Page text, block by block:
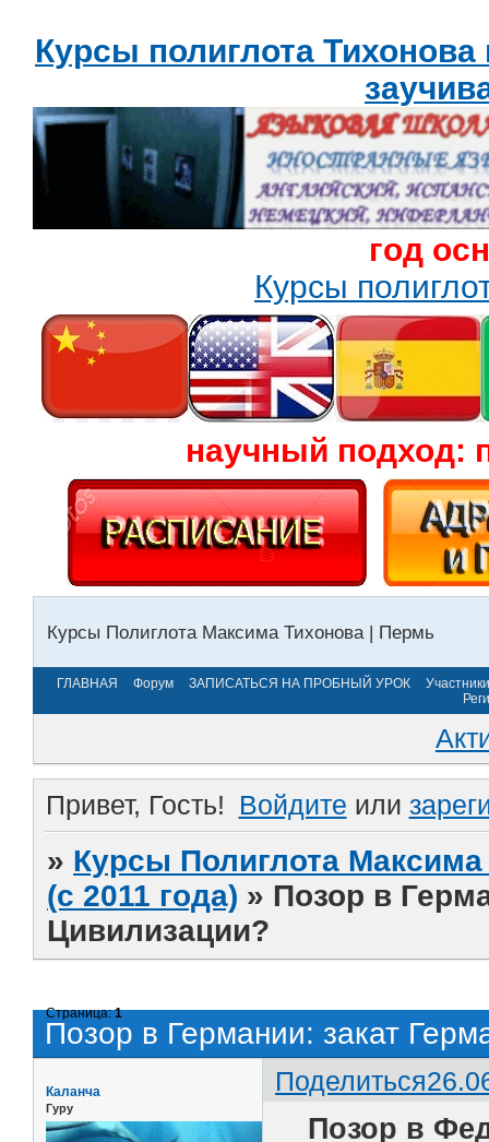
Курсы полиглота
год
Курсы
научный подход:
Курсы Полиглота Максима Тихонова | Пермь
ГЛАВНАЯ Форум ЗАПИСАТЬСЯ НА ПРОБНЫЙ УРОК
Участники
Привет, Гость! Войдите или
» Курсы Полиглота
(с 2011 года) » Позор в
Цивилизации?
Позор в Германии: закат
Страница:1
Поделиться
Каланча
Гуру
Позор в